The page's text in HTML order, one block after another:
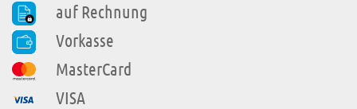
auf Rechnung
Vorkasse
MasterCard
VISA